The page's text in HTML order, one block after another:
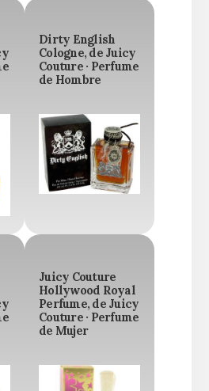
Dirty English
Cologne, de Juicy
Couture · Perfume
de Hombre
Juicy Couture
Hollywood Royal
Perfume, de Juicy
Couture · Perfume
de Mujer